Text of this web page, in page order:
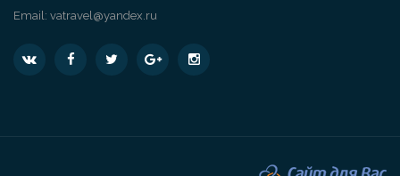
Email: vatravel@yandex.ru